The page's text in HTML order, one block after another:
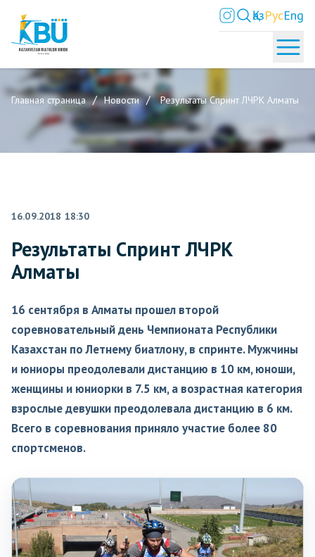
ҚазРусEng
Главная страница Новости Результаты Спринт ЛЧРК Алматы
16.09.2018 18:30
Результаты Спринт ЛЧРК
Алматы
16 сентября в Алматы прошел второй
соревновательный день Чемпионата Республики
Казахстан по Летнему биатлону, в спринте. Мужчины
и юниоры преодолевали дистанцию в 10 км, юноши,
женщины и юниорки в 7.5 км, а возрастная категория
взрослые девушки преодолевала дистанцию в 6 км.
Всего в соревнования приняло участие более 80
спортсменов.